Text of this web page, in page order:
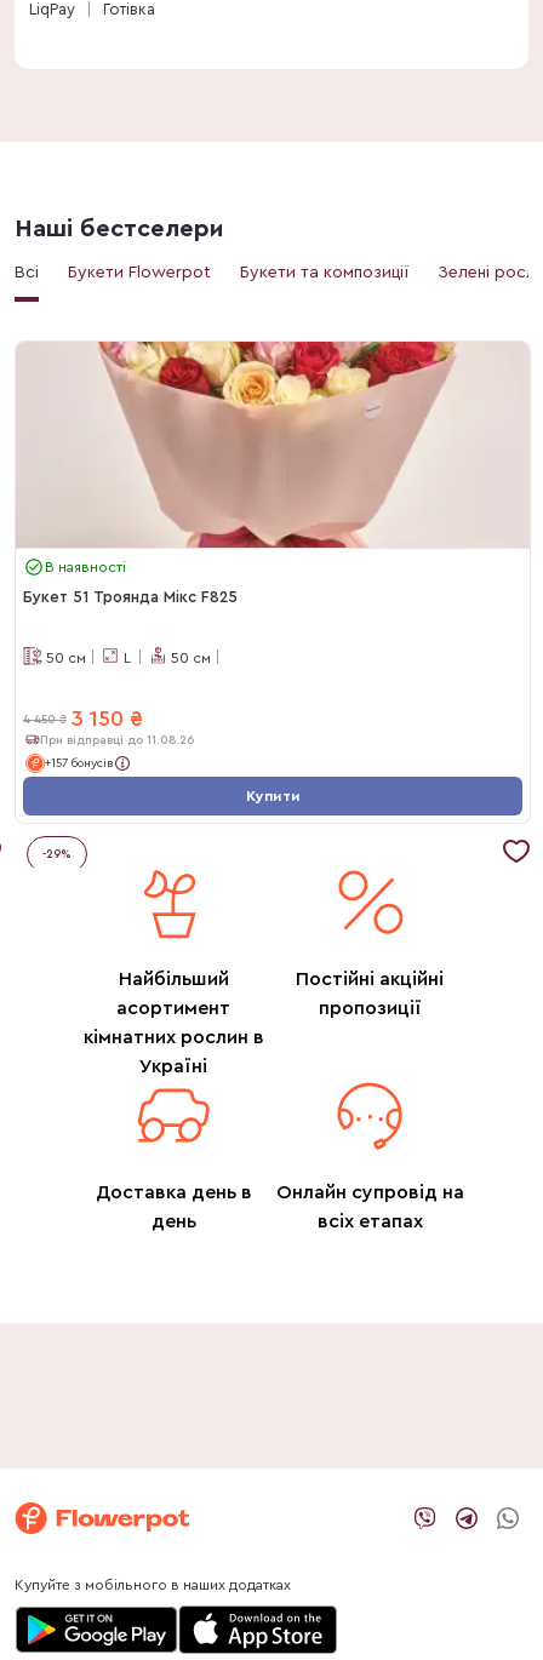
LiqPay Готівка
Наші бестселери
Всі Букети Flowerpot Букети та композиції Зелені
В наявності
Букет 51 Троянда Мікс F825
50 см L 50 см
4 450 ₴ 3 150 ₴
При відправці до 11.08.26
+157 бонусів
Купити
-29%
Найбільший
асортимент
кімнатних рослин в
Україні
Постійні акційні
пропозиції
Доставка день в
день
Онлайн супровід на
всіх етапах
Купуйте з мобільного в наших додатках